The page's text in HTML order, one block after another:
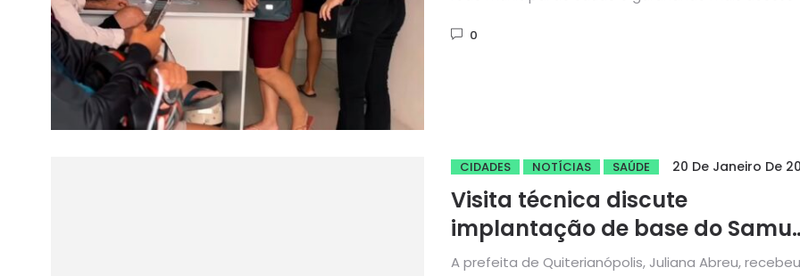
Especialidades Médicas
0
CIDADES NOTÍCIAS SAÚDE 20 De Janeiro De
Visita técnica discute
implantação de base do Samu
em Quiterianópolis
A prefeita de Quiterianópolis, Juliana Abreu,